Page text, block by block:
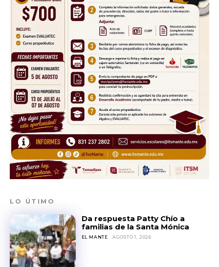
LO ÚTIMO
Da respuesta Patty Chío a
familias de la Santa Mónica
EL MANTE AGOSTO 1, 2026